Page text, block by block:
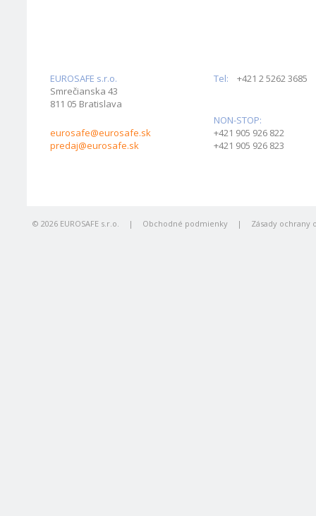
EUROSAFE s.r.o.
Smrečianska 43
811 05 Bratislava
eurosafe@eurosafe.sk
predaj@eurosafe.sk
Tel: +421 2 5262 3685
NON-STOP:
+421 905 926 822
+421 905 926 823
© 2026 EUROSAFE s.r.o. | Obchodné podmienky | Zásady ochrany